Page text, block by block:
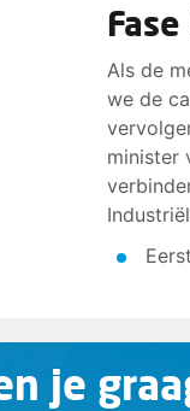
Als de
we de
minister
je